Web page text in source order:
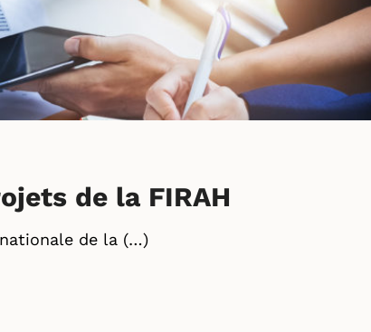
de la FIRAH
de la (…)